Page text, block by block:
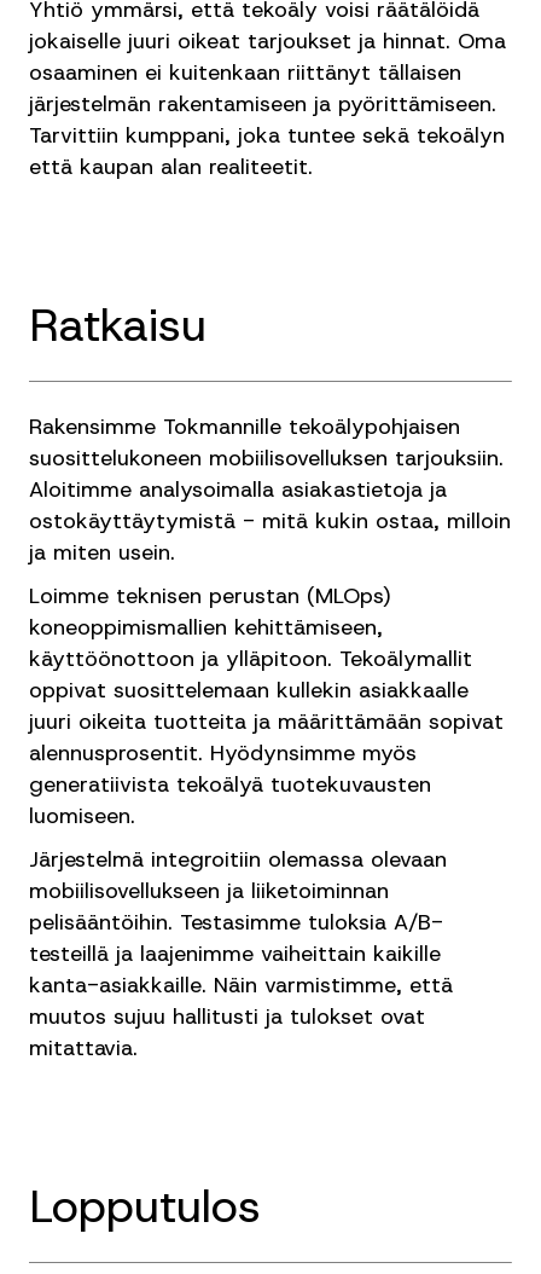
Yhtiö ymmärsi, että tekoäly voisi räätälöidä
jokaiselle juuri oikeat tarjoukset ja hinnat. Oma
osaaminen ei kuitenkaan riittänyt tällaisen
järjestelmän rakentamiseen ja pyörittämiseen.
Tarvittiin kumppani, joka tuntee sekä tekoälyn
että kaupan alan realiteetit.
Ratkaisu
Rakensimme Tokmannille tekoälypohjaisen
suosittelukoneen mobiilisovelluksen tarjouksiin.
Aloitimme analysoimalla asiakastietoja ja
ostokäyttäytymistä - mitä kukin ostaa, milloin
ja miten usein.
Loimme teknisen perustan (MLOps)
koneoppimismallien kehittämiseen,
käyttöönottoon ja ylläpitoon. Tekoälymallit
oppivat suosittelemaan kullekin asiakkaalle
juuri oikeita tuotteita ja määrittämään sopivat
alennusprosentit. Hyödynsimme myös
generatiivista tekoälyä tuotekuvausten
luomiseen.
Järjestelmä integroitiin olemassa olevaan
mobiilisovellukseen ja liiketoiminnan
pelisääntöihin. Testasimme tuloksia A/B-
testeillä ja laajenimme vaiheittain kaikille
kanta-asiakkaille. Näin varmistimme, että
muutos sujuu hallitusti ja tulokset ovat
mitattavia.
Lopputulos